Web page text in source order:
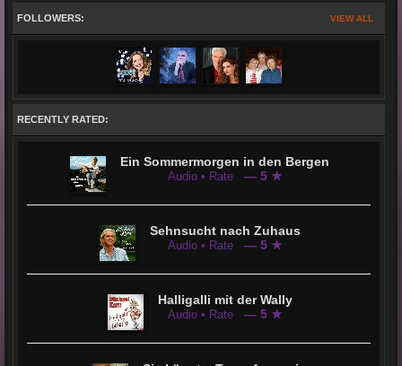
Überraschung: Der Song: "Ich habs Bergfeuer gsehn - Unplugged", zusammen mit seinen Freunden
der Partyschlager - Band Spassmaschine aufgenommen, wird für die GRAND PRIX SCHLAGER /
knapp das Finale und erreichte immerhin EINEN der Vorderen Plätze. Der Song „Nenn mich
romantisch“ ist ebenfalls bei vielen Hörern beliebt und Wird im Frühjahr 2018 als Single ausgekoppelt.
Im April 2019 dann das Original von "Ich habs Bergfeuer gsehn" !!
VIEW ALL
FOLLOWERS:
RECENTLY RATED:
Ein Sommermorgen in den Bergen
Audio • Rate — 5 ★
Sehnsucht nach Zuhaus
Audio • Rate — 5 ★
Halligalli mit der Wally
Audio • Rate — 5 ★